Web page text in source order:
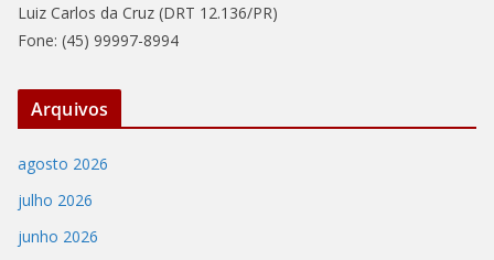
Luiz Carlos da Cruz (DRT 12.136/PR)
Fone: (45) 99997-8994
Arquivos
agosto 2026
julho 2026
junho 2026